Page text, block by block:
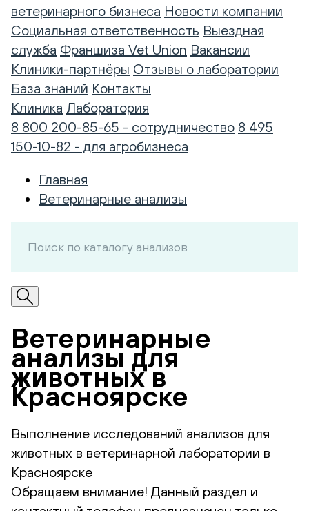
ветеринарного бизнеса Новости компании
Социальная ответственность Выездная
служба Франшиза Vet Union Вакансии
Клиники-партнёры Отзывы о лаборатории
База знаний Контакты
Клиника Лаборатория
8 800 200-85-65 - сотрудничество 8 495
150-10-82 - для агробизнеса
Главная
Ветеринарные анализы
Ветеринарные
анализы для
животных в
Красноярске
Выполнение исследований анализов для
животных в ветеринарной лаборатории в
Красноярске
Обращаем внимание! Данный раздел и